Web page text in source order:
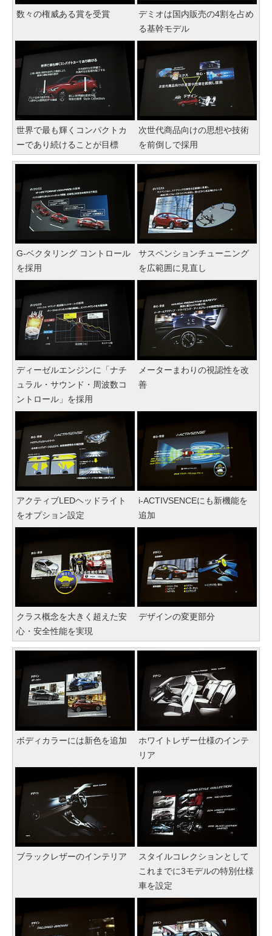
数々の権威ある賞を受賞
デミオは国内販売の4割を占め
る基幹モデル
世界で最も輝くコンパクトカ
ーであり続けることが目標
次世代商品向けの思想や技術
を前倒しで採用
G-ベクタリング コントロール
を採用
サスペンションチューニング
を広範囲に見直し
ディーゼルエンジンに「ナチ
ュラル・サウンド・周波数コ
ントロール」を採用
メーターまわりの視認性を改
善
アクティブLEDヘッドライト
をオプション設定
i-ACTIVSENCEにも新機能を
追加
クラス概念を大きく超えた安
心・安全性能を実現
デザインの変更部分
ボディカラーには新色を追加
ホワイトレザー仕様のインテ
リア
ブラックレザーのインテリア
スタイルコレクションとして
これまでに3モデルの特別仕様
車を設定